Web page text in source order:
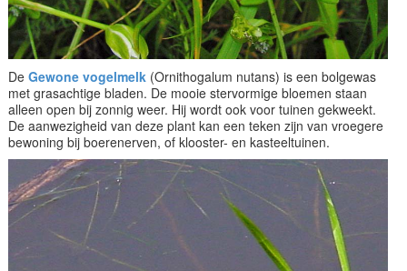
De Gewone vogelmelk (Ornithogalum nutans) is een bolgewas
met grasachtige bladen. De mooie stervormige bloemen staan
alleen open bij zonnig weer. Hij wordt ook voor tuinen gekweekt.
De aanwezigheid van deze plant kan een teken zijn van vroegere
bewoning bij boerenerven, of klooster- en kasteeltuinen.